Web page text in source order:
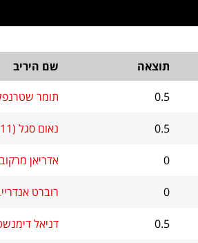
תוצאה שם היריב
0.5 תומר
0.5 נאום סגל (11)
0 אדריאן
0 רוברט אנדרייב
0.5 דניאל